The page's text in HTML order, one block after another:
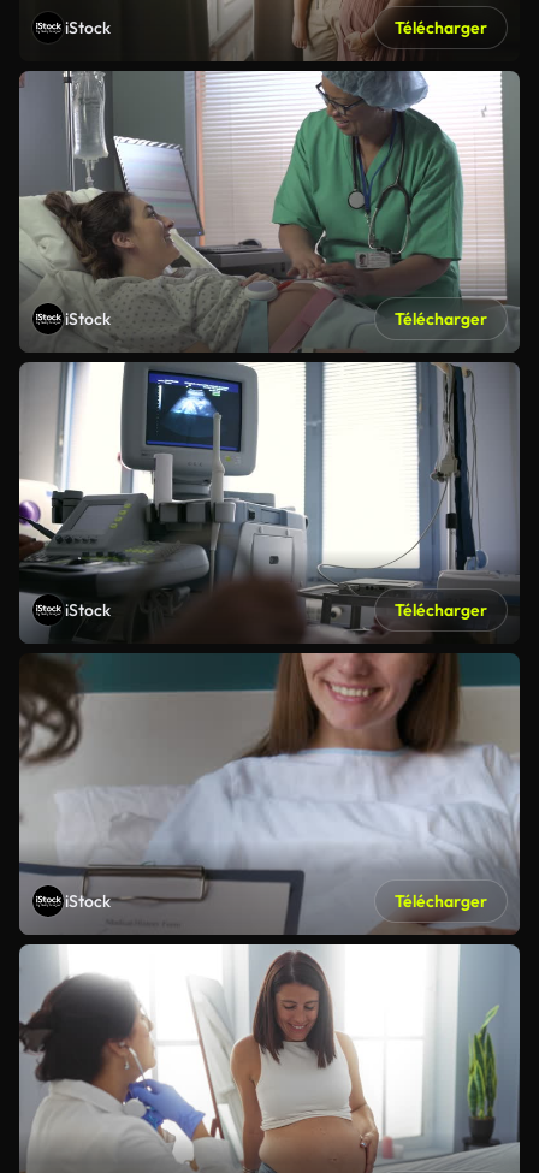
iStock Télécharger
iStock Télécharger
iStock Télécharger
iStock Télécharger